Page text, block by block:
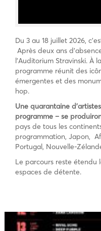
Du 3 au 18 juillet 2026,
Après deux ans
l’Auditorium Stravinski. À
programme réunit des
émergentes et des
hop.
Une quarantaine
programme – se
pays de tous les
programmation, Japon,
Portugal, Nouvelle-
Le parcours reste étendu
espaces de détente.